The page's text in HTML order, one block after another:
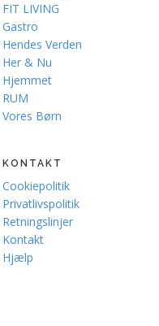
FIT LIVING
Gastro
Hendes Verden
Her & Nu
Hjemmet
RUM
Vores Børn
KONTAKT
Cookiepolitik
Privatlivspolitik
Retningslinjer
Kontakt
Hjælp